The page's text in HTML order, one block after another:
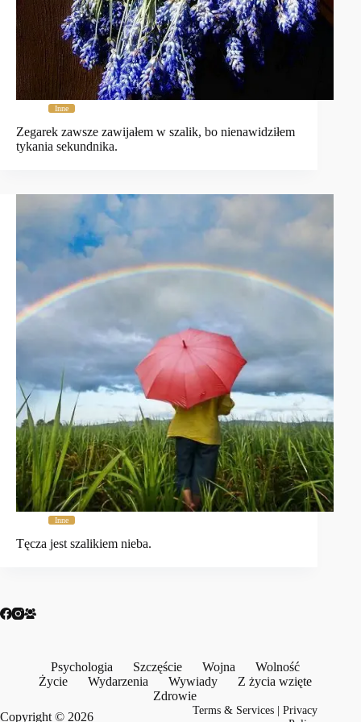
Inne
Zegarek zawsze zawijałem w szalik, bo nienawidziłem
tykania sekundnika.
Inne
Tęcza jest szalikiem nieba.
Psychologia Szczęście Wojna
Wolność
Życie
Wydarzenia Wywiady
Z życia wzięte
Zdrowie
Copyright © 2026
Terms & Services |Privacy